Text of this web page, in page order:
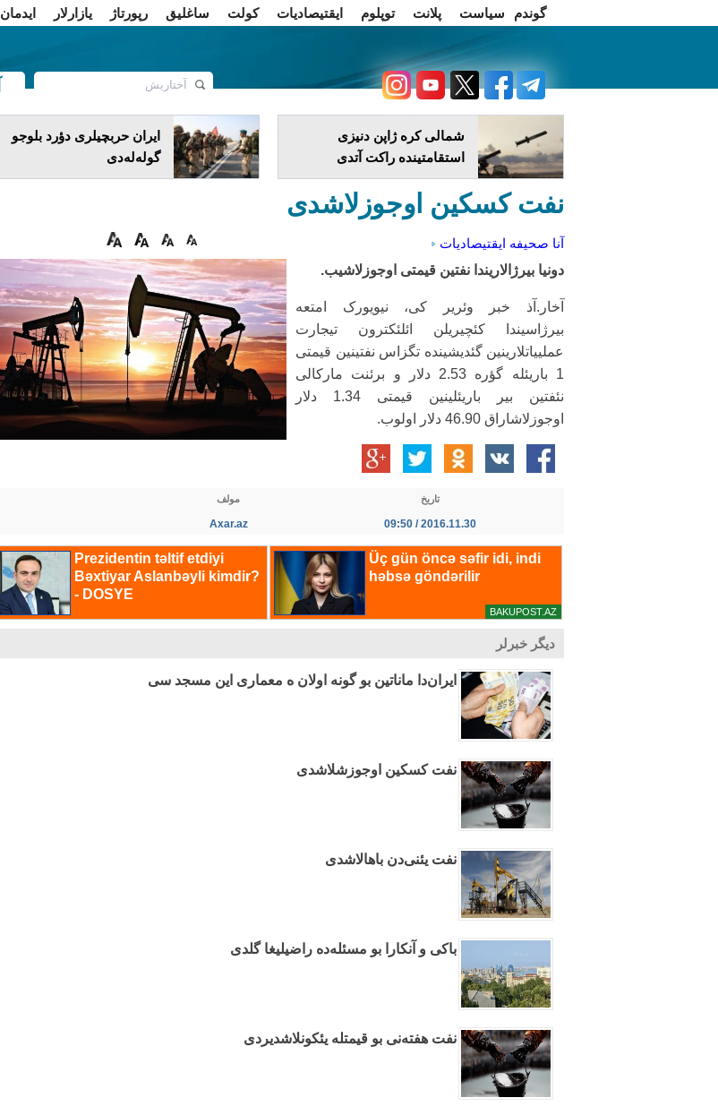
گوندم سیاست پلانت توپلوم ایقتیصادیات کولت ساغلیق رپورتاژ یازارلار ایدمان
شمالی کره ژاپن دنیزی
استقامتینده راکت آتدی
ایران حربچیلری دؤرد بلوجو
گوله‌له‌دی
نفت کسکین اوجوزلاشدی
آنا صحیفه ایقتیصادیات
دونیا بیرژالاریندا نفتین قیمتی اوجوزلاشیب.
آخار.آذ خبر وئریر کی، نیویورک امتعه
بیرژاسیندا کئچیریلن ائلئکترون تیجارت
عملییاتلارینین گئدیشینده تگزاس نفتینین قیمتی
1 باریئله گؤره 2.53 دلار و برئنت مارکالی
نئفتین بیر باریئلینین قیمتی 1.34 دلار
اوجوزلاشاراق 46.90 دلار اولوب.
تاریخ
2016.11.30 / 09:50
مولف
Axar.az
دیگر خبرلر
ایران‌دا ماناتین بو گونه اولان ه معماری این مسجد سی
نفت کسکین اوجوزشلاشدی
نفت یئنی‌دن باهالاشدی
باکی و آنکارا بو مسئله‌ده راضیلیغا گلدی
نفت هفته‌نی بو قیمتله یئکونلاشدیردی